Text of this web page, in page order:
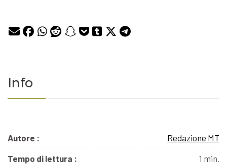
Info
Autore : Redazione MT
Tempo di lettura : 1 min.